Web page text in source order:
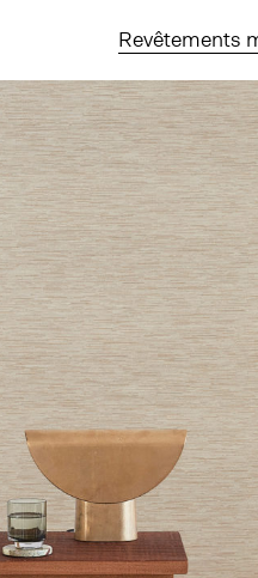
Revêtements